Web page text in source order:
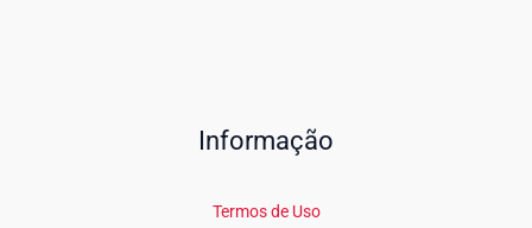
Informação
Termos de Uso